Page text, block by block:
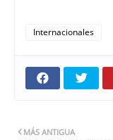
Internacionales
MÁS ANTIGUA